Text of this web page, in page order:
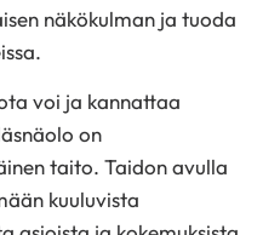
näkökulman ja tuoda
voi ja kannattaa
on
taito. Taidon avulla
kuuluvista